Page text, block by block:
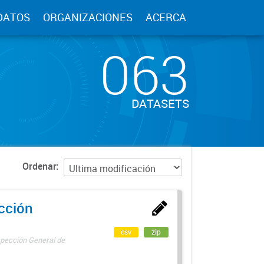
ORGANIZACIONES ACERCA
063
DATASETS
Ordenar
General de
csv zip